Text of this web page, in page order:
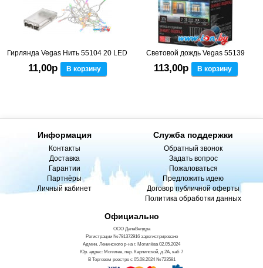
Гирлянда Vegas Нить 55104 20 LED
11,00р В корзину
Световой дождь Vegas 55139
113,00р В корзину
Информация
Контакты
Доставка
Гарантии
Партнёры
Личный кабинет
Служба поддержки
Обратный звонок
Задать вопрос
Пожаловаться
Предложить идею
Договор публичной оферты
Политика обработки данных
Официально
ООО ДанаВендра
Регистрации №791372916 зарегистрировано
Админ. Ленинского р-на г. Могилёва 02.05.2024
Юр. адрес: Могилев, пер. Карпинской, д.2А, каб 7
В Торговом реестре с 05.08.2024 №723581